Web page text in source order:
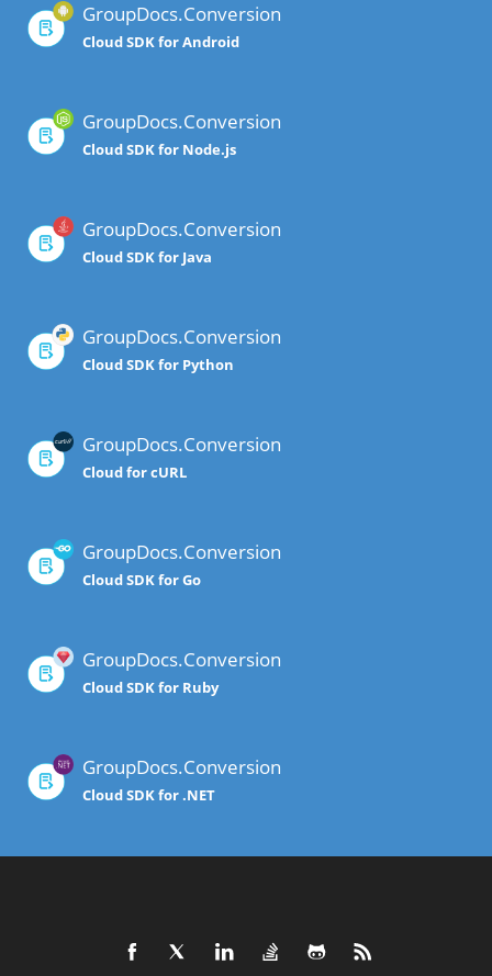
GroupDocs.Conversion
Cloud SDK for Android
GroupDocs.Conversion
Cloud SDK for Node.js
GroupDocs.Conversion
Cloud SDK for Java
GroupDocs.Conversion
Cloud SDK for Python
GroupDocs.Conversion
Cloud for cURL
GroupDocs.Conversion
Cloud SDK for Go
GroupDocs.Conversion
Cloud SDK for Ruby
GroupDocs.Conversion
Cloud SDK for .NET